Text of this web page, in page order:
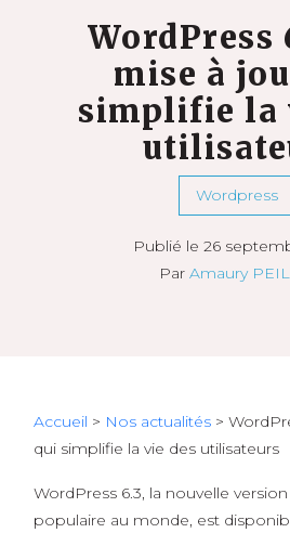
WordPress
mise à
simplifie la
Wordpress
Publié le 26
Par Amaury
Accueil > Nos actualités>
qui simplifie la vie des utilisateurs
WordPress 6.3, la nouvelle
populaire au monde, est